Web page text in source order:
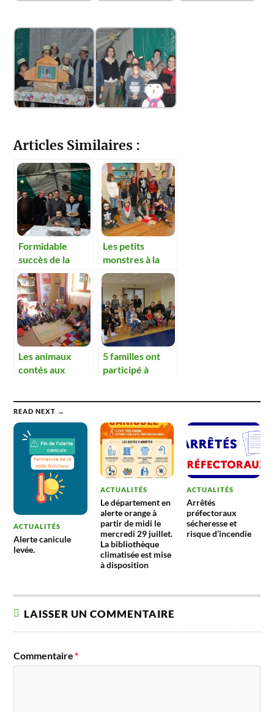
Articles Similaires :
Formidable
succès de la
première fête
des illuminations
Les petits
monstres à la
bibliothèque
Les animaux
contés aux
prévision pour la
bibliothèque
5 familles ont
participé à
READ NEXT →
ACTUALITÉS
Alerte canicule
levée.
ACTUALITÉS
Le département en
alerte orange à
partir de midi le
mercredi 29 juillet.
La bibliothèque
climatisée est mise
à disposition
ACTUALITÉS
Arrêtés
préfectoraux
sécheresse et
risque d’incendie
LAISSER UN COMMENTAIRE
Commentaire*